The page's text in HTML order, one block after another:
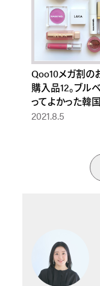
Qoo10メガ割の
購入品12。ブル
ってよかった韓
2021.8.5